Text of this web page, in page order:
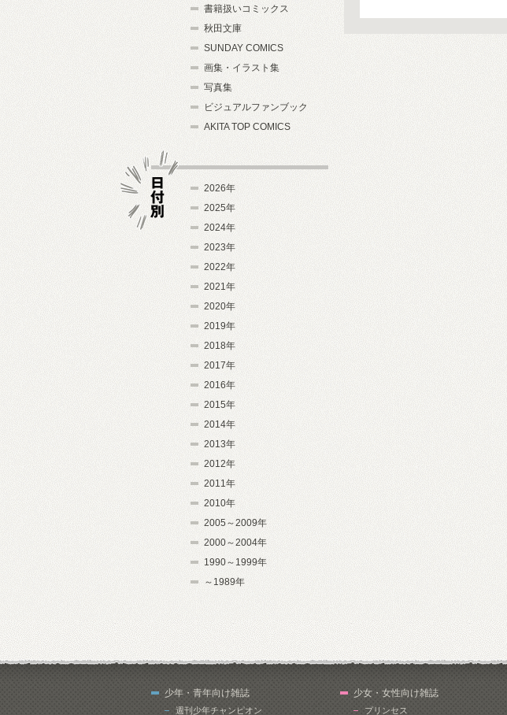
書籍扱いコミックス
秋田文庫
SUNDAY COMICS
画集・イラスト集
写真集
ビジュアルファンブック
AKITA TOP COMICS
2026年
2025年
2024年
2023年
2022年
2021年
2020年
2019年
2018年
2017年
2016年
2015年
2014年
2013年
2012年
2011年
2010年
2005～2009年
2000～2004年
1990～1999年
～1989年
少年・青年向け雑誌
週刊少年チャンピオン
少女・女性向け雑誌
プリンセス